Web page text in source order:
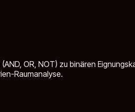
OR, NOT) zu binären
Raumanalyse.